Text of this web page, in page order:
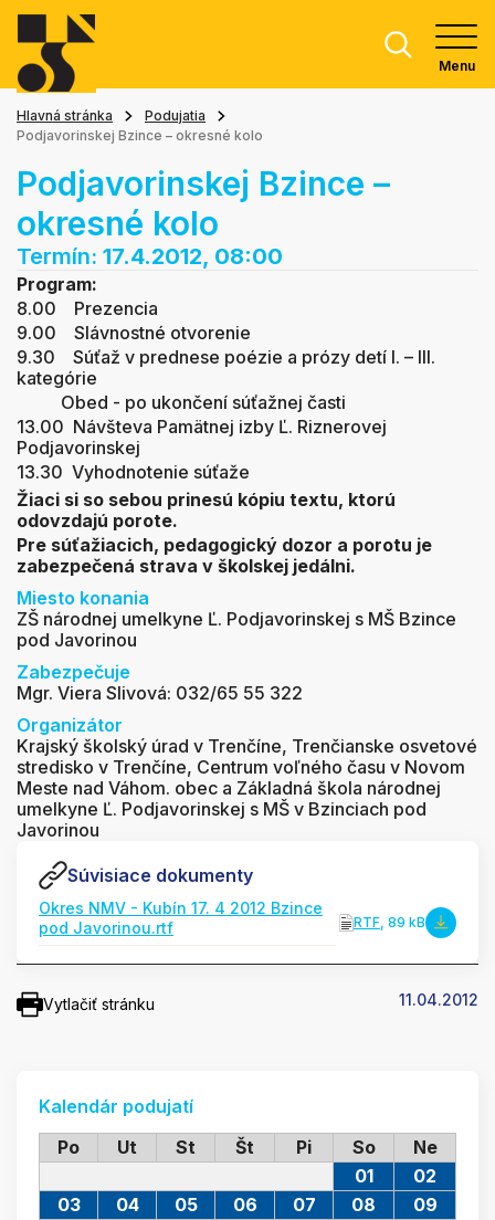
Menu
Hlavná stránka
Podujatia
Podjavorinskej Bzince – okresné kolo
Podjavorinskej Bzince –
okresné kolo
Termín: 17.4.2012, 08:00
Program:
8.00 Prezencia
9.00 Slávnostné otvorenie
9.30 Súťaž v prednese poézie a prózy detí I. – III.
kategórie
Obed - po ukončení súťažnej časti
13.00 Návšteva Pamätnej izby Ľ. Riznerovej
Podjavorinskej
13.30 Vyhodnotenie súťaže
Žiaci si so sebou prinesú kópiu textu, ktorú
odovzdajú porote.
Pre súťažiacich, pedagogický dozor a porotu je
zabezpečená strava v školskej jedálni.
Miesto konania
ZŠ národnej umelkyne Ľ. Podjavorinskej s MŠ Bzince
pod Javorinou
Zabezpečuje
Mgr. Viera Slivová: 032/65 55 322
Organizátor
Krajský školský úrad v Trenčíne, Trenčianske osvetové
stredisko v Trenčíne, Centrum voľného času v Novom
Meste nad Váhom. obec a Základná škola národnej
umelkyne Ľ. Podjavorinskej s MŠ v Bzinciach pod
Javorinou
Súvisiace dokumenty
Okres NMV - Kubín 17. 4 2012 Bzince
pod Javorinou.rtf
RTF , 89 kB
Vytlačiť stránku 11.04.2012
Kalendár podujatí
Po
Ut St Št Pi So Ne
01
02
03
04 05 06 07 08
09